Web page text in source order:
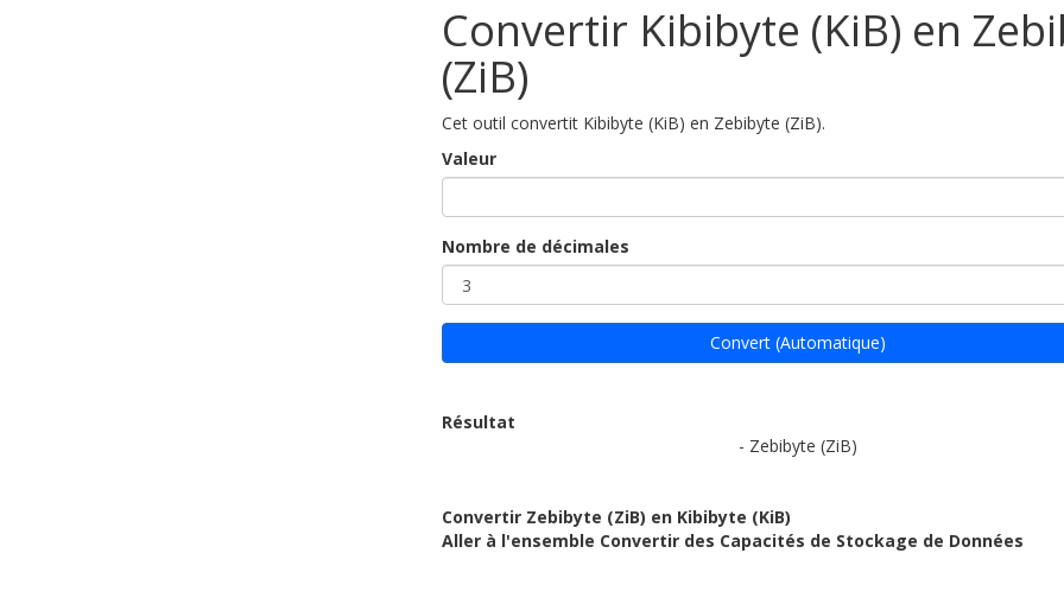
Convertir Kibibyte (KiB) en
(ZiB)
Cet outil convertit Kibibyte (KiB) en Zebibyte (ZiB).
Valeur
Nombre de décimales
Convert (Automatique)
Résultat
- Zebibyte (ZiB)
Convertir Zebibyte (ZiB) en Kibibyte (KiB)
Aller à l'ensemble Convertir des Capacités de Stockage de Données